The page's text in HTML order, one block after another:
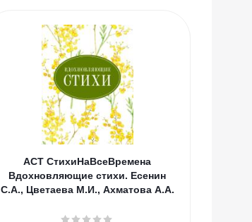
АСТ СтихиНаВсеВремена
Вдохновляющие стихи. Есенин
С.А., Цветаева М.И., Ахматова А.А.